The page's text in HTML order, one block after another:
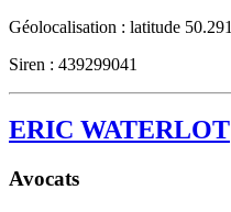
Géolocalisation : latitude
Siren : 439299041
ERIC WATERLOT
Avocats